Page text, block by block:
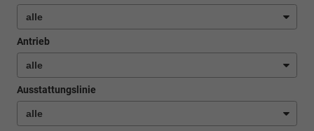
Antrieb
Ausstattungslinie